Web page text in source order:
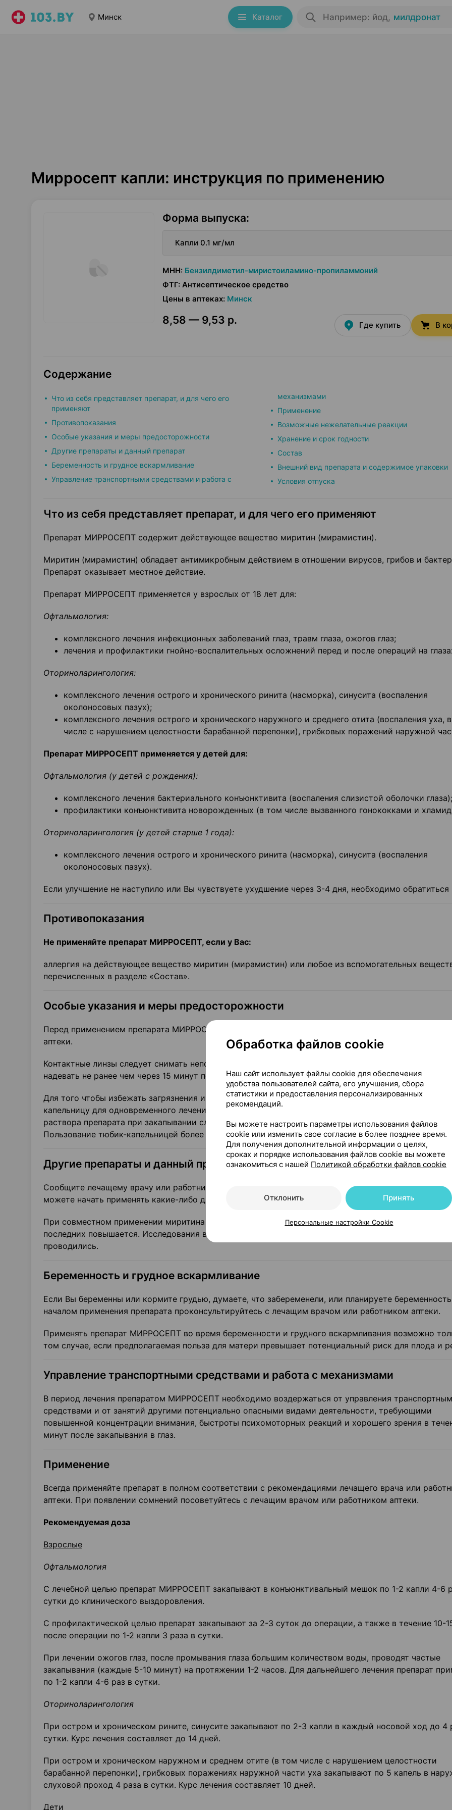
Минск Каталог Например: йод, милдронат
Мирросепт капли: инструкция по применению
Форма выпуска:
Капли 0.1 мг/мл
МНН: Бензилдиметил-миристоиламино-пропиламмоний
ФТГ: Антисептическое средство
Цены в аптеках: Минск
8,58 — 9,53 р. Где купить В
Содержание
Что из себя представляет препарат, и для чего его
применяют
Противопоказания
Особые указания и меры предосторожности
Другие препараты и данный препарат
Беременность и грудное вскармливание
Управление транспортными средствами и работа с
механизмами
Применение
Возможные нежелательные реакции
Хранение и срок годности
Состав
Внешний вид препарата и содержимое упаковки
Условия отпуска
Что из себя представляет препарат, и для чего его применяют
Препарат МИРРОСЕПТ содержит действующее вещество миритин (мирамистин).
Миритин (мирамистин) обладает антимикробным действием в отношении вирусов, грибов и
Препарат оказывает местное действие.
Препарат МИРРОСЕПТ применяется у взрослых от 18 лет для:
Офтальмология:
комплексного лечения инфекционных заболеваний глаз, травм глаза, ожогов глаз;
лечения и профилактики гнойно-воспалительных осложнений перед и после операций на
Оториноларингология:
комплексного лечения острого и хронического ринита (насморка), синусита (воспаления
околоносовых пазух);
комплексного лечения острого и хронического наружного и среднего отита (воспаления уха,
числе с нарушением целостности барабанной перепонки), грибковых поражений наружной
Препарат МИРРОСЕПТ применяется у детей для:
Офтальмология (у детей с рождения):
комплексного лечения бактериального конъюнктивита (воспаления слизистой оболочки глаза);
профилактики конъюнктивита новорожденных (в том числе вызванного гонококками и
Оториноларингология (у детей старше 1 года):
комплексного лечения острого и хронического ринита (насморка), синусита (воспаления
околоносовых пазух).
Если улучшение не наступило или Вы чувствуете ухудшение через 3-4 дня, необходимо обратиться
Противопоказания
Не применяйте препарат МИРРОСЕПТ, если у Вас:
аллергия на действующее вещество миритин (мирамистин) или любое из вспомогательных
перечисленных в разделе «Состав».
Особые указания и меры предосторожности
Перед применением препарата МИРРОСЕПТ проконсультируйтесь с лечащим врачом или
аптеки.
Контактные линзы следует снимать непосредственно перед закапыванием препарата МИРРОСЕПТ и
надевать не ранее чем через 15 минут после закапывания.
Для того чтобы избежать загрязнения и перекрестного заражения, не следует использовать одну
капельницу для одновременного лечения инфекции глаза, носа и/или уха. Для предотвращения
раствора препарата при закапывании следует избегать контакта кончика капельницы с глазом и
Пользование тюбик-капельницей более чем одним лицом может привести к распространению
Другие препараты и данный препарат
Сообщите лечащему врачу или работнику аптеки о том, что Вы применяете, недавно применяли или
можете начать применять какие-либо другие препараты.
При совместном применении миритина (мирамистина) и антибиотиков местного действия
последних повышается. Исследования взаимодействия с другими лекарственными препаратами не
проводились.
Беременность и грудное вскармливание
Если Вы беременны или кормите грудью, думаете, что забеременели, или планируете
началом применения препарата проконсультируйтесь с лечащим врачом или работником аптеки.
Применять препарат МИРРОСЕПТ во время беременности и грудного вскармливания возможно
том случае, если предполагаемая польза для матери превышает потенциальный риск для плода и
Управление транспортными средствами и работа с механизмами
В период лечения препаратом МИРРОСЕПТ необходимо воздержаться от управления
средствами и от занятий другими потенциально опасными видами деятельности, требующими
повышенной концентрации внимания, быстроты психомоторных реакций и хорошего зрения в
минут после закапывания в глаз.
Применение
Всегда применяйте препарат в полном соответствии с рекомендациями лечащего врача или
аптеки. При появлении сомнений посоветуйтесь с лечащим врачом или работником аптеки.
Рекомендуемая доза
Взрослые
Офтальмология
С лечебной целью препарат МИРРОСЕПТ закапывают в конъюнктивальный мешок по 1-2 капли 4-6
сутки до клинического выздоровления.
С профилактической целью препарат закапывают за 2-3 суток до операции, а также в течение 10-
после операции по 1-2 капли 3 раза в сутки.
При лечении ожогов глаз, после промывания глаза большим количеством воды, проводят частые
закапывания (каждые 5-10 минут) на протяжении 1-2 часов. Для дальнейшего лечения препарат
по 1-2 капли 4-6 раз в сутки.
Оториноларингология
При остром и хроническом рините, синусите закапывают по 2-3 капли в каждый носовой ход до 4
сутки. Курс лечения составляет до 14 дней.
При остром и хроническом наружном и среднем отите (в том числе с нарушением целостности
барабанной перепонки), грибковых поражениях наружной части уха закапывают по 5 капель в
слуховой проход 4 раза в сутки. Курс лечения составляет 10 дней.
Дети
Обработка файлов cookie
Наш сайт использует файлы cookie для обеспечения
удобства пользователей сайта, его улучшения, сбора
статистики и предоставления персонализированных
рекомендаций.
Вы можете настроить параметры использования файлов
cookie или изменить свое согласие в более позднее время.
Для получения дополнительной информации о целях,
сроках и порядке использования файлов cookie вы можете
ознакомиться с нашей Политикой обработки файлов cookie
Отклонить Принять
Персональные настройки Cookie